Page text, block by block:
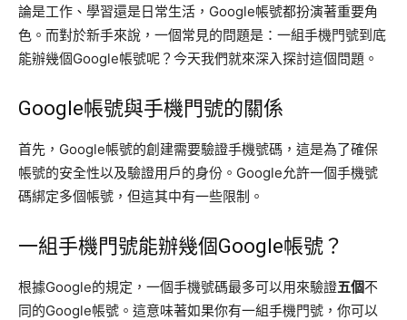
論是工作、學習還是日常生活，Google帳號都扮演著重要角
色。而對於新手來說，一個常見的問題是：一組手機門號到底
能辦幾個Google帳號呢？今天我們就來深入探討這個問題。
Google帳號與手機門號的關係
首先，Google帳號的創建需要驗證手機號碼，這是為了確保
帳號的安全性以及驗證用戶的身份。Google允許一個手機號
碼綁定多個帳號，但這其中有一些限制。
一組手機門號能辦幾個Google帳號？
根據Google的規定，一個手機號碼最多可以用來驗證五個不
同的Google帳號。這意味著如果你有一組手機門號，你可以